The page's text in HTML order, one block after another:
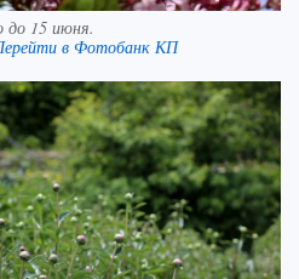
до 15 июня.
в Фотобанк КП